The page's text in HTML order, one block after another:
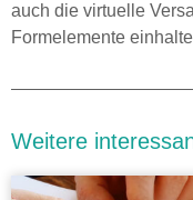
auch die virtuelle
Formelemente
Weitere